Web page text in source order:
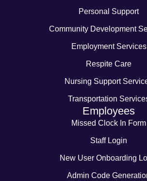
Personal Support
Community Development
Employment Services
Respite Care
Nursing Support
Transportation
Employees
Missed Clock In Form
Staff Login
New User Onboarding
Admin Code